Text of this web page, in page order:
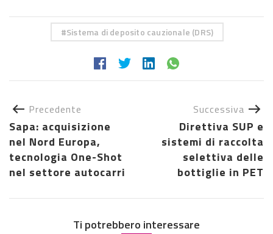
Sistema di deposito cauzionale (DRS)
Precedente
Sapa: acquisizione
nel Nord Europa,
tecnologia One-Shot
nel settore autocarri
Successiva
Direttiva SUP e
sistemi di raccolta
selettiva delle
bottiglie in PET
Ti potrebbero interessare